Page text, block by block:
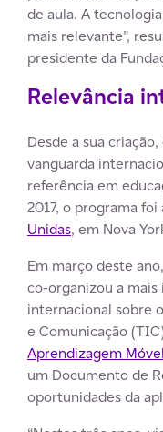
de aula. A
mais relevante”,
presidente da
Relevância
Desde a sua criação,
vanguarda
referência em
2017, o programa
Unidas, em Nova
Em março deste
co-organizou a
internacional sobre
e Comunicação
Aprendizagem
um Documento de
oportunidades da